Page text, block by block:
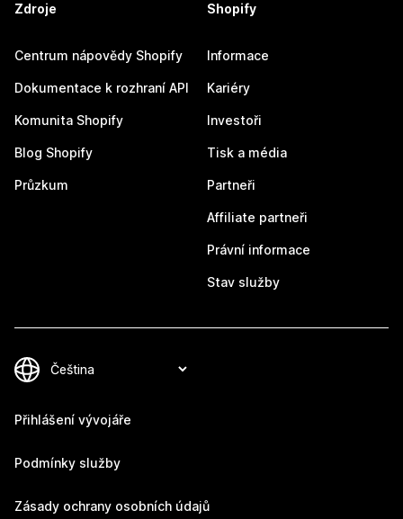
Zdroje
Centrum nápovědy Shopify
Dokumentace k rozhraní API
Komunita Shopify
Blog Shopify
Průzkum
Shopify
Informace
Kariéry
Investoři
Tisk a média
Partneři
Affiliate partneři
Právní informace
Stav služby
Přihlášení vývojáře
Podmínky služby
Zásady ochrany osobních údajů